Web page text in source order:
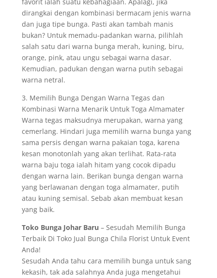
dirangkai dengan kombinasi bermacam jenis warna
dan juga tipe bunga. Pasti akan tambah manis
bukan? Untuk memadu-padankan warna, pilihlah
salah satu dari warna bunga merah, kuning, biru,
orange, pink, atau ungu sebagai warna dasar.
Kemudian, padukan dengan warna putih sebagai
warna netral.
3. Memilih Bunga Dengan Warna Tegas dan
Kombinasi Warna Menarik Untuk Toga Almamater
Warna tegas maksudnya merupakan, warna yang
cemerlang. Hindari juga memilih warna bunga yang
sama persis dengan warna pakaian toga, karena
kesan monotonlah yang akan terlihat. Rata-rata
warna baju toga ialah hitam yang cocok dipadu
dengan warna lain. Berikan bunga dengan warna
yang berlawanan dengan toga almamater, putih
atau kuning semisal. Sebab akan membuat kesan
yang baik.
Toko Bunga Johar Baru – Sesudah Memilih Bunga
Terbaik Di Toko Jual Bunga Chila Florist Untuk Event
Anda!
Sesudah Anda tahu cara memilih bunga untuk sang
kekasih, tak ada salahnya Anda juga mengetahui